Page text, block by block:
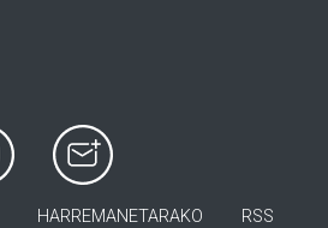
HARREMANETARAKO RSS